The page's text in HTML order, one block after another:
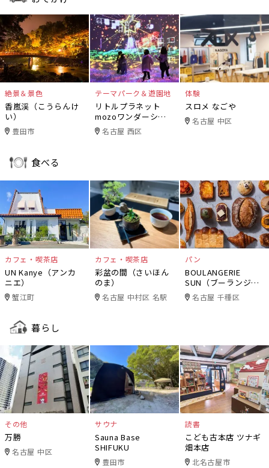
絶景＆景色
香嵐渓（こうらんけ
い）
豊田市
テーマパーク＆遊園地
リトルプラネット
mozoワンダーシテ
ィ 名古屋 西区
体験
スロメ なごや
名古屋 中区
食べる
カフェ・喫茶店
UN Kanye（アンカ
ニエ）
蟹江町
カフェ・喫茶店
彩盆の間（さいほん
のま）
名古屋 中村区 名駅
パン
BOULANGERIE
SUN（ブーランジェ
リー・サン）
名古屋 千種区
暮らし
その他
万勝
名古屋 中区
サウナ
Sauna Base
SHIFUKU
豊田市
読書
こども古本店 ツナギ
畑本店
北名古屋市